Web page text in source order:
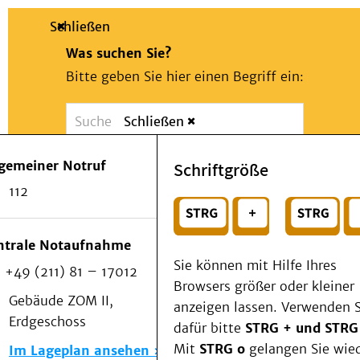
Suche
Schließen
Was suchen Sie?
Bitte geben Sie hier einen Begriff ein:
Suchen
Wählen Sie ein Thema für Ihren
Notfall
Schließen
Notruf
112
Notaufnahme
+49 (211) 81 – 17012
Gebäude ZOM II,
Erdgeschoss
Im Lageplan ansehen
Schriftgröße
Sie können mit Hilfe Ihres
Browsers größer oder kleiner
anzeigen lassen. Verwenden
dafür bitte STRG + und
Mit STRG o gelangen Sie
Patienten & Besucher
Als Patient am UKD
Beratung und Unterstützung
Veranstaltungen
Kommunikation im Medizinwesen (KIM)
Notfall
Forschung & Lehre
Medizinische Fakultät